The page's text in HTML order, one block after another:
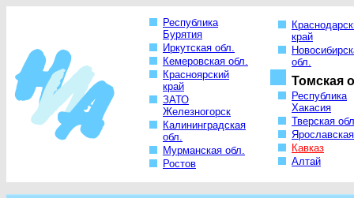
Республика
Бурятия
Иркутская обл.
Кемеровская обл.
Красноярский
край
ЗАТО
Железногорск
Калининградская
обл.
Мурманская обл.
Ростов
край
обл.
Томская
Республика
Хакасия
Тверская
Кавказ
Алтай